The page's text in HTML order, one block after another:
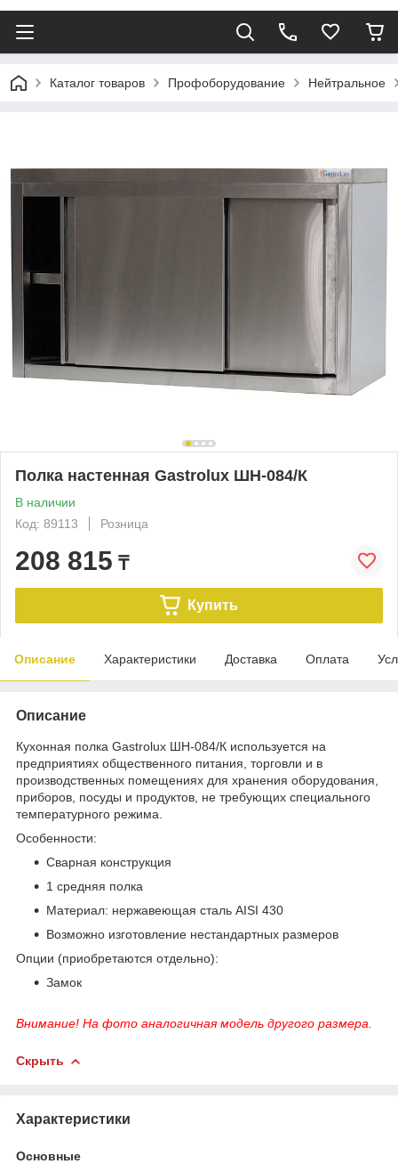
Каталог товаров Профоборудование Нейтральное
Полка настенная Gastrolux ШН-084/К
В наличии
Код: 89113
Розница
208 815 ₸
Купить
Описание Характеристики Доставка Оплата
Описание
Кухонная полка Gastrolux ШН-084/К используется на
предприятиях общественного питания, торговли и в
производственных помещениях для хранения оборудования,
приборов, посуды и продуктов, не требующих специального
температурного режима.
Особенности:
Сварная конструкция
1 средняя полка
Материал: нержавеющая сталь AISI 430
Возможно изготовление нестандартных размеров
Опции (приобретаются отдельно):
Замок
Внимание! На фото аналогичная модель другого размера.
Скрыть
Характеристики
Основные